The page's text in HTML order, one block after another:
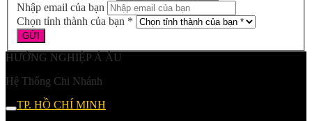
Nhập email của bạn
Chọn tỉnh thành của bạn *
HƯỚNG NGHIỆP Á ÂU
Hệ Thống Chi Nhánh
TP. HỒ CHÍ MINH